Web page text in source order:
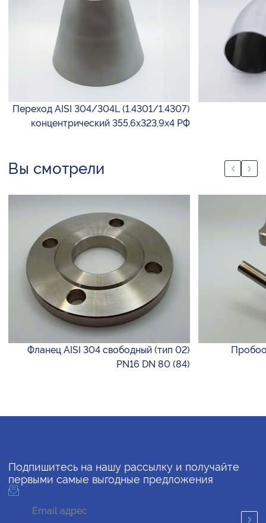
Переход AISI 304/304L (1.4301/1.4307)
концентрический 355,6х323,9х4 РФ
Вы смотрели
Фланец AISI 304 свободный (тип 02)
PN16 DN 80 (84)
Подпишитесь на нашу рассылку и получайте
первыми самые выгодные предложения